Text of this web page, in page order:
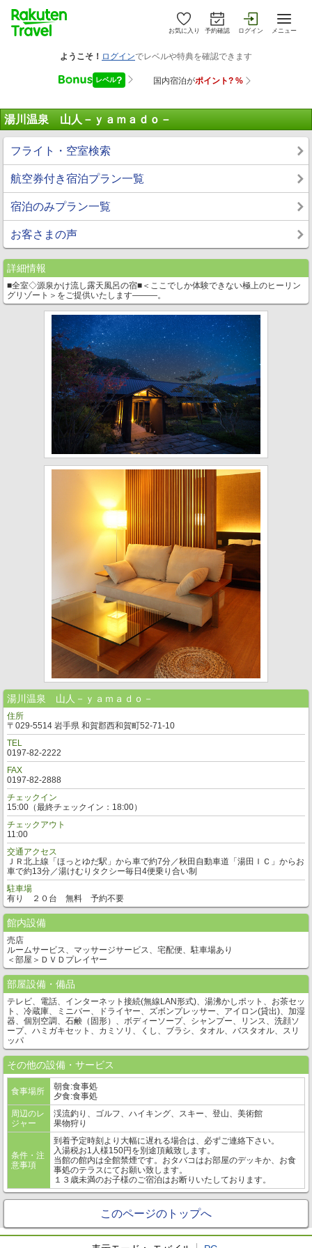
お気に入り 予約確認 ログイン メニュー
湯川温泉 山人－ｙａｍａｄｏ－
フライト・空室検索
航空券付き宿泊プラン一覧
宿泊のみプラン一覧
お客さまの声
詳細情報
■全室◇源泉かけ流し露天風呂の宿■＜ここでしか体験できない極上のヒーリン
グリゾート＞をご提供いたします―――。
湯川温泉 山人－ｙａｍａｄｏ－
住所
〒029-5514 岩手県 和賀郡西和賀町52-71-10
TEL
0197-82-2222
FAX
0197-82-2888
チェックイン
15:00（最終チェックイン：18:00）
チェックアウト
11:00
交通アクセス
ＪＲ北上線「ほっとゆだ駅」から車で約7分／秋田自動車道「湯田ＩＣ」からお
車で約13分／湯けむりタクシー毎日4便乗り合い制
駐車場
有り ２０台 無料 予約不要
館内設備
売店
ルームサービス、マッサージサービス、宅配便、駐車場あり
＜部屋＞ＤＶＤプレイヤー
部屋設備・備品
テレビ、電話、インターネット接続(無線LAN形式)、湯沸かしポット、お茶セッ
ト、冷蔵庫、ミニバー、ドライヤー、ズボンプレッサー、アイロン(貸出)、加湿
器、個別空調、石鹸（固形）、ボディーソープ、シャンプー、リンス、洗顔ソ
ープ、ハミガキセット、カミソリ、くし、ブラシ、タオル、バスタオル、スリ
ッパ
その他の設備・サービス
食事場所
朝食:食事処
夕食:食事処
周辺のレ
ジャー
渓流釣り、ゴルフ、ハイキング、スキー、登山、美術館
果物狩り
条件・注
意事項
到着予定時刻より大幅に遅れる場合は、必ずご連絡下さい。
入湯税お1人様150円を別途頂戴致します。
当館の館内は全館禁煙です。おタバコはお部屋のデッキか、お食
事処のテラスにてお願い致します。
１３歳未満のお子様のご宿泊はお断りいたしております。
このページのトップへ